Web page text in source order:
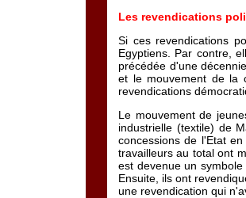
Les revendications
Si ces revendications
Egyptiens. Par contre,
précédée d'une
et le mouvement de la
revendications
Le mouvement de
industrielle (textile) de
concessions de l'Etat
travailleurs au total ont
est devenue un
Ensuite, ils ont
une revendication qui